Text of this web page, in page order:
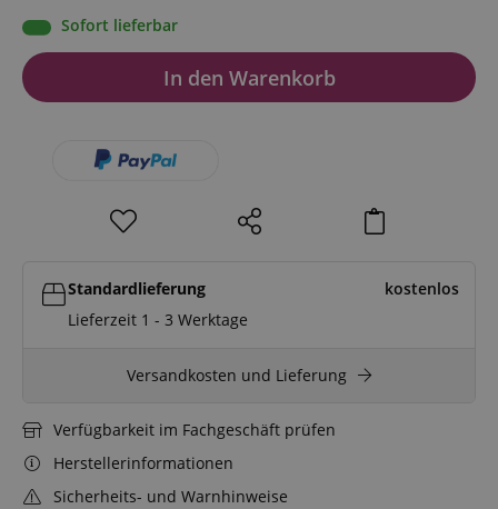
Sofort lieferbar
In den Warenkorb
Standardlieferung
kostenlos
Lieferzeit 1 - 3 Werktage
Versandkosten und Lieferung
Verfügbarkeit im Fachgeschäft prüfen
Herstellerinformationen
Sicherheits- und Warnhinweise